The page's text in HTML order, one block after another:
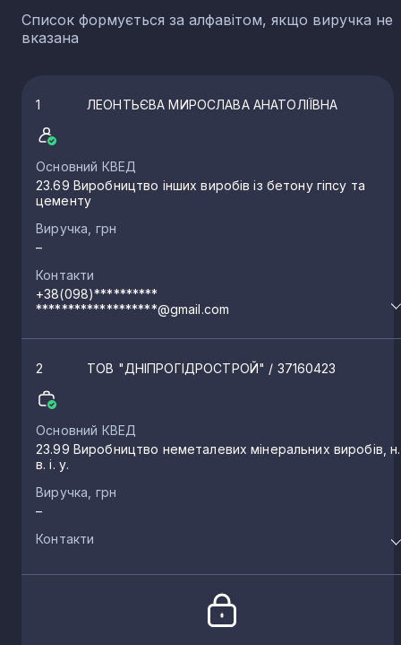
Список формується за алфавітом, якщо виручка не
вказана
1 ЛЕОНТЬЄВА МИРОСЛАВА АНАТОЛІЇВНА
Основний КВЕД
23.69 Виробництво інших виробів із бетону гіпсу та
цементу
Виручка, грн
–
Контакти
+38(098)**********
*******************@gmail.com
2 ТОВ "ДНІПРОГІДРОСТРОЙ" / 37160423
Основний КВЕД
23.99 Виробництво неметалевих мінеральних виробів, н.
в. і. у.
Виручка, грн
–
Контакти